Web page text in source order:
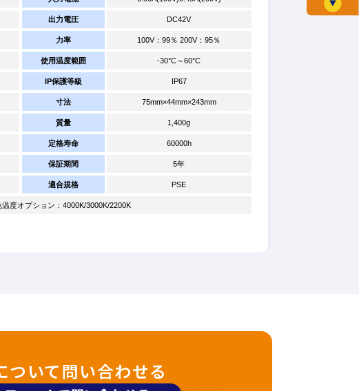
出力電圧 DC42V
力率 100V：99％ 200V：95％
使用温度範囲 -30°C～60°C
IP保護等級 IP67
寸法 75mm×44mm×243mm
質量 1,400g
定格寿命 60000h
保証期間 5年
適合規格 PSE
温度オプション：4000K/3000K/2200K
いて問い合わせる